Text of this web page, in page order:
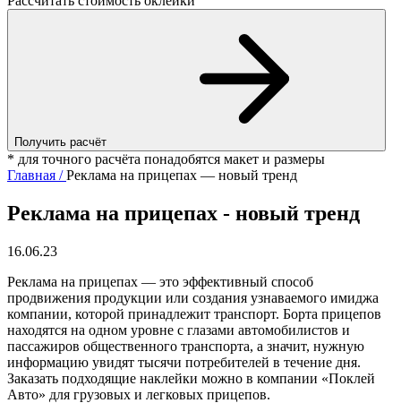
Получить расчёт
* для точного расчёта понадобятся макет и размеры
Главная /Реклама на прицепах — новый тренд
Реклама на прицепах - новый тренд
16.06.23
Реклама на прицепах — это эффективный способ
продвижения продукции или создания узнаваемого имиджа
компании, которой принадлежит транспорт. Борта прицепов
находятся на одном уровне с глазами автомобилистов и
пассажиров общественного транспорта, а значит, нужную
информацию увидят тысячи потребителей в течение дня.
Заказать подходящие наклейки можно в компании «Поклей
Авто» для грузовых и легковых прицепов.